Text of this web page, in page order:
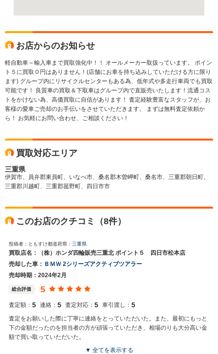
お店からのお知らせ
軽自動車～輸入車まで買取強化中！！ オールメーカー取扱っています。 ポイン
ト５に買取０円はありません！(店舗にお車を持ち込みしていただける方に限り
ます) グループ内にリサイクルセンターもある為、低年式や多走行車両でも買取
可能です！ 良質車の買取＆下取車はグループ内で直販売いたします！流通コス
トをかけない為、高価買取に自信があります！ 査定経験豊富なスタッフが、お
客様の愛車ご売却のお手伝いをさせていただきます。 まずは無料査定依頼か
ら！ お気軽にお問い合わせ、ご相談ください！
買取対応エリア
三重県
伊賀市、員弁郡東員町、いなべ市、桑名郡木曽岬町、桑名市、三重郡朝日町、
三重郡川越町、三重郡菰野町、四日市市
このお店のクチコミ（8件）
投稿者：ともすけ都道府県： 三重県
買取店名：（株）ホンダ四輪販売三重北 ポイント５ 四日市松本店
売却した車： ＢＭＷ 2シリーズアクティブツアラー
売却時期：2024年2月
総合評価 5
査定額： 5 連絡： 5 査定対応： 5 車引渡し： 5
査定をお願いした際に丁寧に連絡をとっていただいた。また、最初にもっと
下の金額だったのを担当者の方が頑張っていただき、相場のりも大分高い金
額で買い取っていただいた。
▼ 全てを表示する